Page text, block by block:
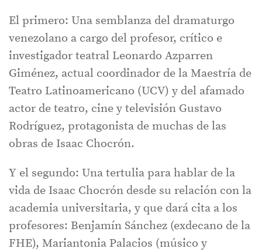
El primero: Una semblanza del dramaturgo
venezolano a cargo del profesor, crítico e
investigador teatral Leonardo Azparren
Giménez, actual coordinador de la Maestría de
Teatro Latinoamericano (UCV) y del afamado
actor de teatro, cine y televisión Gustavo
Rodríguez, protagonista de muchas de las
obras de Isaac Chocrón.
Y el segundo: Una tertulia para hablar de la
vida de Isaac Chocrón desde su relación con la
academia universitaria, y que dará cita a los
profesores: Benjamín Sánchez (exdecano de la
FHE), Mariantonia Palacios (músico y